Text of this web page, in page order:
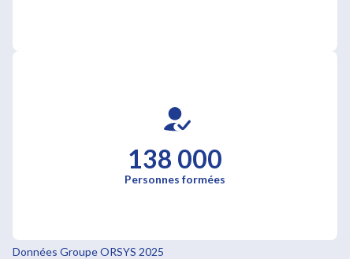
138 000
Personnes formées
Données Groupe ORSYS 2025